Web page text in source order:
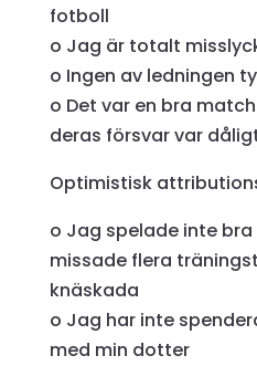
fotboll
o Jag är totalt
o Ingen av ledningen
o Det var en bra
deras försvar var
Optimistisk
o Jag spelade inte
missade flera
knäskada
o Jag har inte
med min dotter